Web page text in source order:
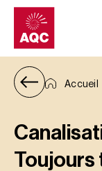
Panneau de gestion
Accueil
Toujours